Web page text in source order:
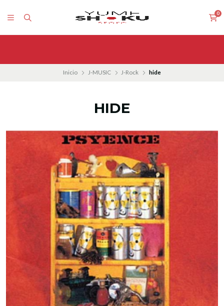
0
Inicio J-MUSIC J-Rock hide
HIDE